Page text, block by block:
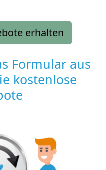
erhalten
Formular aus
kostenlose